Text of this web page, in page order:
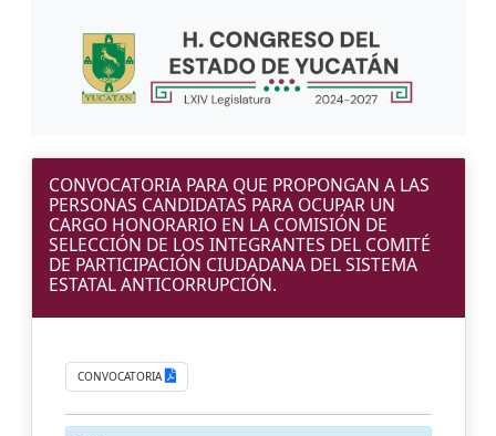
CONVOCATORIA PARA QUE PROPONGAN A LAS
PERSONAS CANDIDATAS PARA OCUPAR UN
CARGO HONORARIO EN LA COMISIÓN DE
SELECCIÓN DE LOS INTEGRANTES DEL COMITÉ
DE PARTICIPACIÓN CIUDADANA DEL SISTEMA
ESTATAL ANTICORRUPCIÓN.
CONVOCATORIA